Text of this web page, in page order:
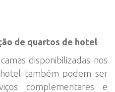
de quartos de hotel
disponibilizadas nos
também podem ser
complementares e